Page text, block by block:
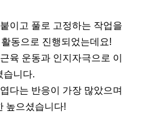
이고 풀로 고정하는 작업을
동으로 진행되었는데요!
육 운동과 인지자극으로 이
습니다.
다는 반응이 가장 많았으며
높으셨습니다!